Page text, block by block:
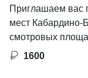
Приглашаем вас
мест Кабардино-
смотровых
1600